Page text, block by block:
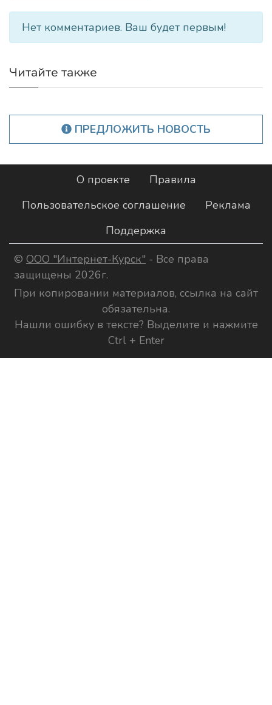
Нет комментариев. Ваш будет первым!
Читайте также
ПРЕДЛОЖИТЬ НОВОСТЬ
О проекте
Правила
Пользовательское соглашение
Реклама
Поддержка
© ООО "Интернет-Курск" - Все права
защищены 2026г.
При копировании материалов, ссылка на сайт
обязательна.
Нашли ошибку в тексте? Выделите и нажмите
Ctrl + Enter